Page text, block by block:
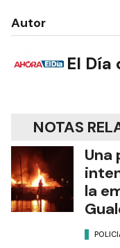
Autor
El Día
NOTAS
Una
la